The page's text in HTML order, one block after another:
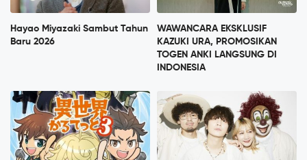
Hayao Miyazaki Sambut Tahun
Baru 2026
WAWANCARA EKSKLUSIF
KAZUKI URA, PROMOSIKAN
TOGEN ANKI LANGSUNG DI
INDONESIA